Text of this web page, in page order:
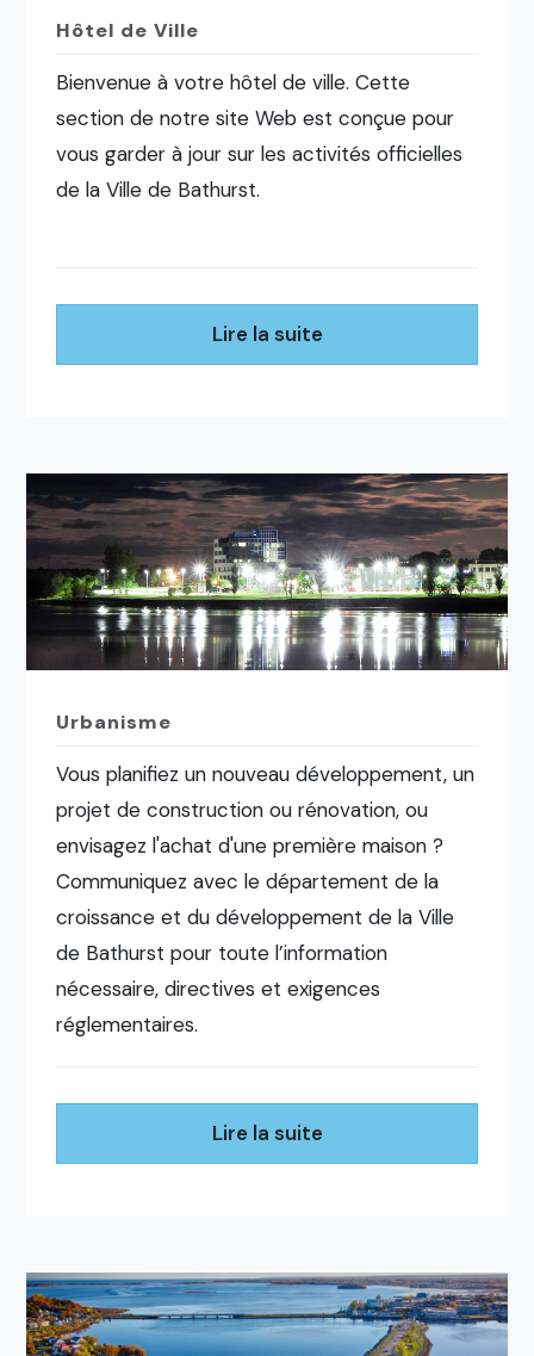
Hôtel de Ville
Bienvenue à votre hôtel de ville. Cette
section de notre site Web est conçue pour
vous garder à jour sur les activités officielles
de la Ville de Bathurst.
Lire la suite
Urbanisme
Vous planifiez un nouveau développement, un
projet de construction ou rénovation, ou
envisagez l'achat d'une première maison ?
Communiquez avec le département de la
croissance et du développement de la Ville
de Bathurst pour toute l’information
nécessaire, directives et exigences
réglementaires.
Lire la suite